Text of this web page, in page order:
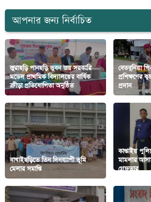
আপনার জন্য নির্বাচিত
জুরাছড়ি পানছড়ি ভুবন জয় সরকারি
মডেল প্রাথমিক বিদ্যালয়ের বার্ষিক
ক্রীড়া প্রতিযোগিতা অনুষ্ঠিত
বেতবুনিয়া
প্রশিক্ষণের
প্রদান
বাঘাইছড়িতে তিন দিনব্যাপী ভূমি
মেলার সমাপ্তি
কাপ্তাইয়
মামলার
গ্রেফতার